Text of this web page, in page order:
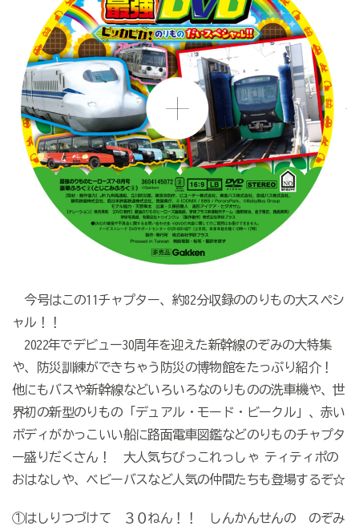
今号はこの11チャプター、約82分収録ののりもの大スペシ
ャル！！
2022年でデビュー30周年を迎えた新幹線のぞみの大特集
や、防災訓練ができちゃう防災の博物館をたっぷり紹介！
他にもバスや新幹線などいろいろなのりものの洗車機や、世
界初の新型のりもの「デュアル・モード・ビークル」、赤い
ボディがかっこいい船に路面電車図鑑などのりものチャプタ
ー盛りだくさん！ 大人気ちびっこれっしゃ ティティポの
おはなしや、ベビーバスなど人気の仲間たちも登場するぞ☆
①はしりつづけて ３０ねん！！ しんかんせんの のぞみ